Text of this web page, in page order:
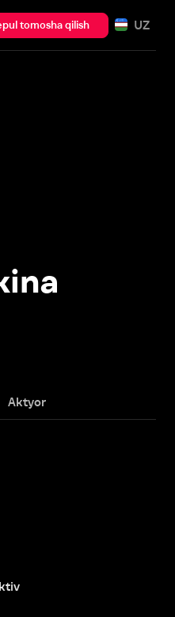
tomosha qilish UZ
Aktyor